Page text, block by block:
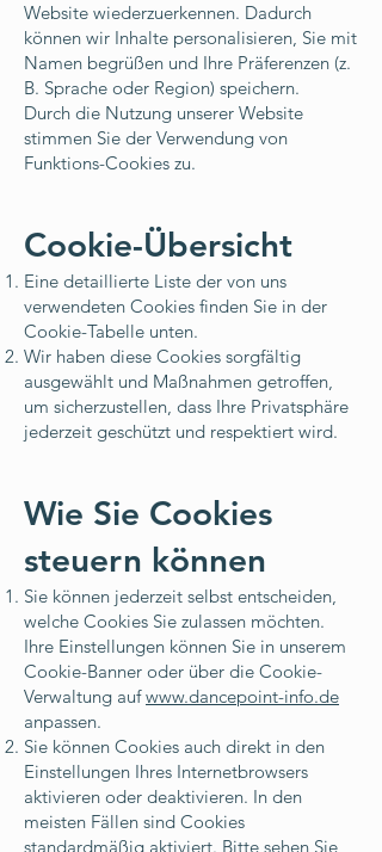
Website wiederzuerkennen. Dadurch
können wir Inhalte personalisieren, Sie mit
Namen begrüßen und Ihre Präferenzen (z.
B. Sprache oder Region) speichern.
Durch die Nutzung unserer Website
stimmen Sie der Verwendung von
Funktions-Cookies zu.
Cookie-Übersicht
Eine detaillierte Liste der von uns
verwendeten Cookies finden Sie in der
Cookie-Tabelle unten.
Wir haben diese Cookies sorgfältig
ausgewählt und Maßnahmen getroffen,
um sicherzustellen, dass Ihre Privatsphäre
jederzeit geschützt und respektiert wird.
Wie Sie Cookies
steuern können
Sie können jederzeit selbst entscheiden,
welche Cookies Sie zulassen möchten.
Ihre Einstellungen können Sie in unserem
Cookie-Banner oder über die Cookie-
Verwaltung aufwww.dancepoint-info.de
anpassen.
Sie können Cookies auch direkt in den
Einstellungen Ihres Internetbrowsers
aktivieren oder deaktivieren. In den
meisten Fällen sind Cookies
standardmäßig aktiviert. Bitte sehen Sie